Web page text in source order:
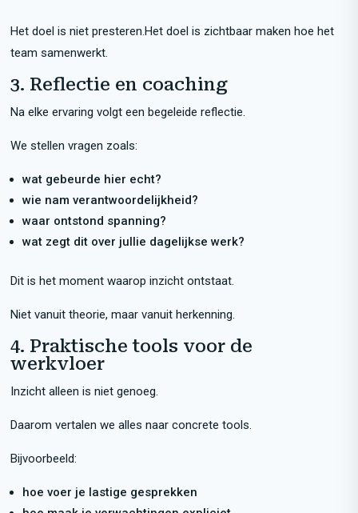
Het doel is niet presteren.Het doel is zichtbaar maken hoe het
team samenwerkt.
3. Reflectie en coaching
Na elke ervaring volgt een begeleide reflectie.
We stellen vragen zoals:
wat gebeurde hier echt?
wie nam verantwoordelijkheid?
waar ontstond spanning?
wat zegt dit over jullie dagelijkse werk?
Dit is het moment waarop inzicht ontstaat.
Niet vanuit theorie, maar vanuit herkenning.
4. Praktische tools voor de
werkvloer
Inzicht alleen is niet genoeg.
Daarom vertalen we alles naar concrete tools.
Bijvoorbeeld:
hoe voer je lastige gesprekken